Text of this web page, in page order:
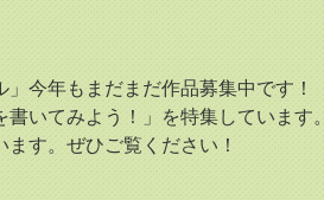
今年もまだまだ作品募集中です！
いてみよう！」を特集しています。
す。ぜひご覧ください！